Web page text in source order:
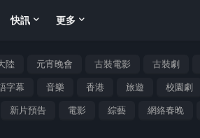
快訊 更多
陸 元宵晚會 古裝電影 古裝劇
字幕 音樂 香港 旅遊 校園劇
新片預告 電影 綜藝 網絡春晚